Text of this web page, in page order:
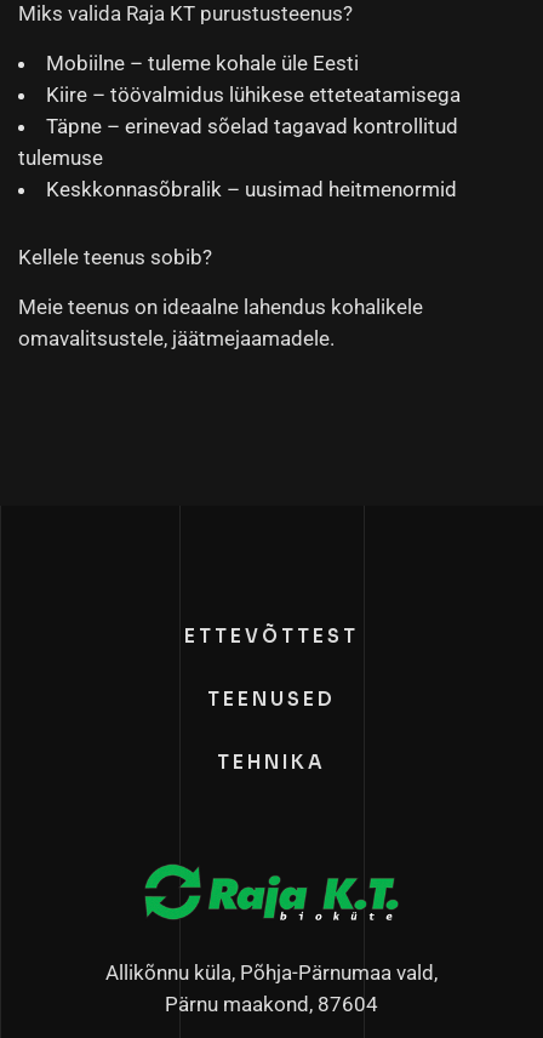
Miks valida Raja KT purustusteenus?
Mobiilne – tuleme kohale üle Eesti
Kiire – töövalmidus lühikese etteteatamisega
Täpne – erinevad sõelad tagavad kontrollitud
tulemuse
Keskkonnasõbralik – uusimad heitmenormid
Kellele teenus sobib?
Meie teenus on ideaalne lahendus kohalikele
omavalitsustele, jäätmejaamadele.
ETTEVÕTTEST
TEENUSED
TEHNIKA
Allikõnnu küla, Põhja-Pärnumaa vald,
Pärnu maakond, 87604